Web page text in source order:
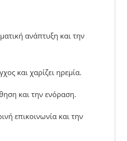
ανάπτυξη και την
και χαρίζει ηρεμία.
και την ενόραση.
επικοινωνία και την